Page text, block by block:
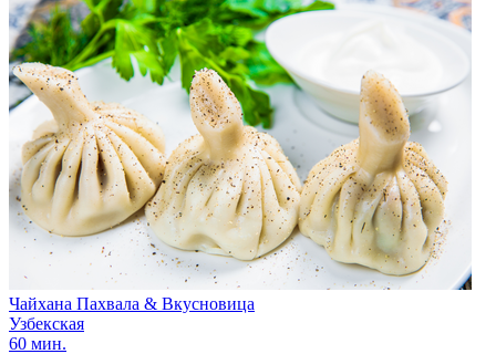
Чайхана Пахвала & Вкусновица
Узбекская
60 мин.